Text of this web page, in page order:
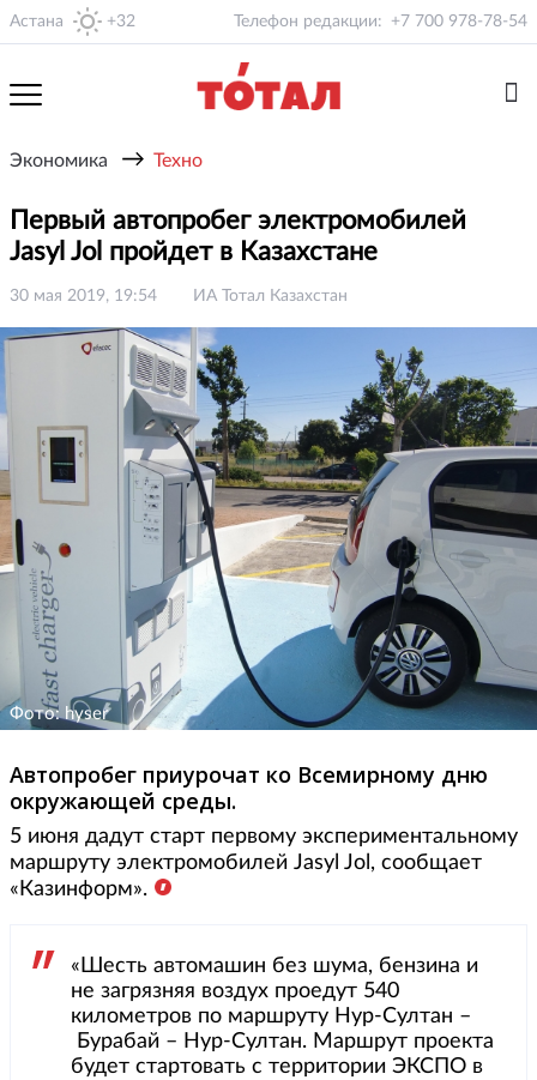
Астана +32 Телефон редакции: +7 700 978-78-54
Экономика → Техно
Первый автопробег электромобилей
Jasyl Jol пройдет в Казахстане
30 мая 2019, 19:54 ИА Тотал Казахстан
Фото: hyser
Автопробег приурочат ко Всемирному дню
окружающей среды.
5 июня дадут старт первому экспериментальному
маршруту электромобилей Jasyl Jol, сообщает
«Казинформ».
«Шесть автомашин без шума, бензина и
не загрязняя воздух проедут 540
километров по маршруту Нур-Султан –
Бурабай – Нур-Султан. Маршрут проекта
будет стартовать с территории ЭКСПО в